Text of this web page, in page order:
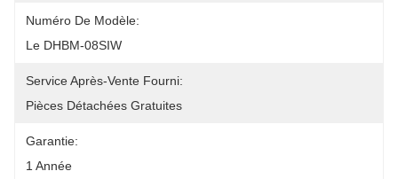
Numéro De Modèle:
Le DHBM-08SIW
Service Après-Vente Fourni:
Pièces Détachées Gratuites
Garantie:
1 Année